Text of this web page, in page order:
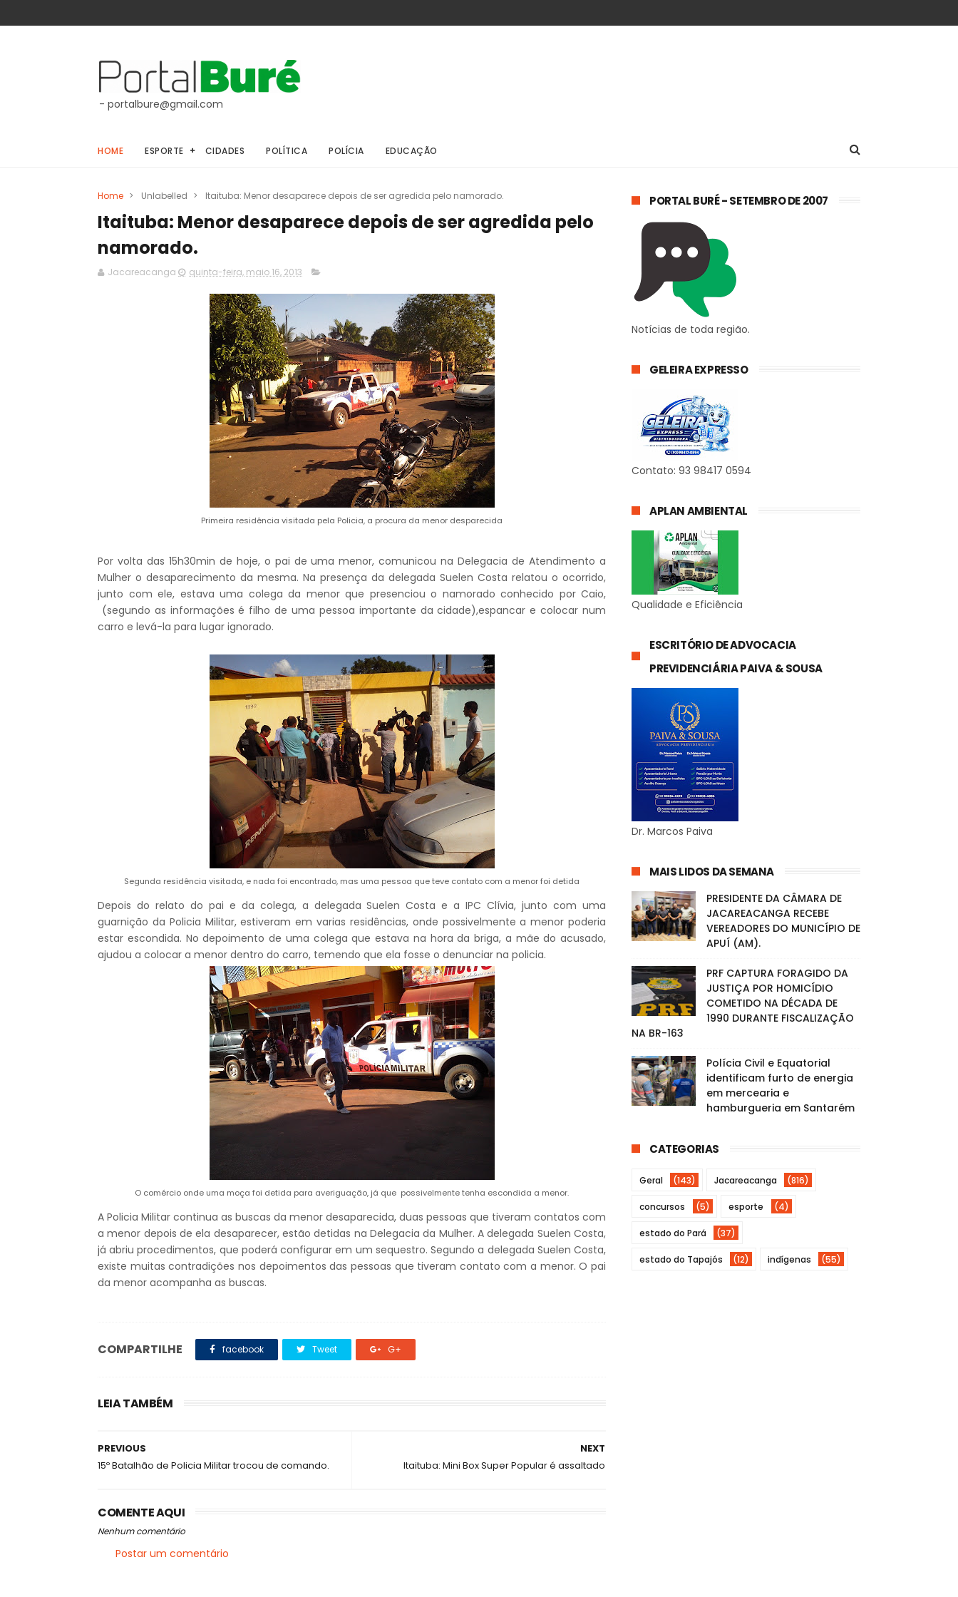
- portalbure@gmail.com
HOME ESPORTE CIDADES POLÍTICA POLÍCIA EDUCAÇÃO
Home > Unlabelled > Itaituba: Menor desaparece depois de ser agredida pelo namorado.
Itaituba: Menor desaparece depois de ser agredida pelo
namorado.
Jacareacanga quinta-feira, maio 16, 2013
Primeira residência visitada pela Policia, a procura da menor desparecida
Por volta das 15h30min de hoje, o pai de uma menor, comunicou na Delegacia de Atendimento a
Mulher o desaparecimento da mesma. Na presença da delegada Suelen Costa relatou o ocorrido,
junto com ele, estava uma colega da menor que presenciou o namorado conhecido por Caio,
(segundo as informações é filho de uma pessoa importante da cidade),espancar e colocar num
carro e levá-la para lugar ignorado.
Segunda residência visitada, e nada foi encontrado, mas uma pessoa que teve contato com a menor foi detida
Depois do relato do pai e da colega, a delegada Suelen Costa e a IPC Clívia, junto com uma
guarnição da Policia Militar, estiveram em varias residências, onde possivelmente a menor poderia
estar escondida. No depoimento de uma colega que estava na hora da briga, a mãe do acusado,
ajudou a colocar a menor dentro do carro, temendo que ela fosse o denunciar na policia.
O comércio onde uma moça foi detida para averiguação, já que possivelmente tenha escondida a menor.
A Policia Militar continua as buscas da menor desaparecida, duas pessoas que tiveram contatos com
a menor depois de ela desaparecer, estão detidas na Delegacia da Mulher. A delegada Suelen Costa,
já abriu procedimentos, que poderá configurar em um sequestro. Segundo a delegada Suelen Costa,
existe muitas contradições nos depoimentos das pessoas que tiveram contato com a menor. O pai
da menor acompanha as buscas.
COMPARTILHE facebook Tweet G+
LEIA TAMBÉM
NEXT
Itaituba: Mini Box Super Popular é assaltado
PREVIOUS
15º Batalhão de Policia Militar trocou de comando.
COMENTE AQUI
Nenhum comentário
Postar um comentário
PORTAL BURÉ - SETEMBRO DE 2007
Notícias de toda região.
GELEIRA EXPRESSO
Contato: 93 98417 0594
APLAN AMBIENTAL
Qualidade e Eficiência
ESCRITÓRIO DE ADVOCACIA
PREVIDENCIÁRIA PAIVA & SOUSA
Dr. Marcos Paiva
MAIS LIDOS DA SEMANA
PRESIDENTE DA CÂMARA DE
JACAREACANGA RECEBE
VEREADORES DO MUNICÍPIO DE
APUÍ (AM).
PRF CAPTURA FORAGIDO DA
JUSTIÇA POR HOMICÍDIO
COMETIDO NA DÉCADA DE
1990 DURANTE FISCALIZAÇÃO
NA BR-163
Polícia Civil e Equatorial
identificam furto de energia
em mercearia e
hamburgueria em Santarém
CATEGORIAS
Geral (143) Jacareacanga (816)
concursos (5) esporte (4)
estado do Pará (37)
estado do Tapajós (12) indígenas (55)